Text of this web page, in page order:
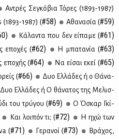
Aντρές Σε­γκό­βια Τό­ρες (1893-1987)
(1893-1987) (#58) Αθα­να­σία (#59)
Κά­λα­ντα που δεν εί­πα­με (#61)
επο­χές (#62) Η μπα­τα­νία (#63)
επο­χής (#64) Να εί­σαι εκεί (#65)
(#66)
Δυο Ελ­λά­δες ή ο Θά­να­
Δυο Ελ­λά­δες ή Ο θά­να­τος της Με­λισ­
του τρύ­γου (#69)
Ο Όσκαρ Γκί­
Και λοι­πόν τι; (#72)
Η ηχώ των
(#71) Γε­ρα­νοί (#73)
Βρά­χος,